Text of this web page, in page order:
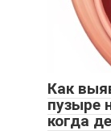
Как
пузыре
когда